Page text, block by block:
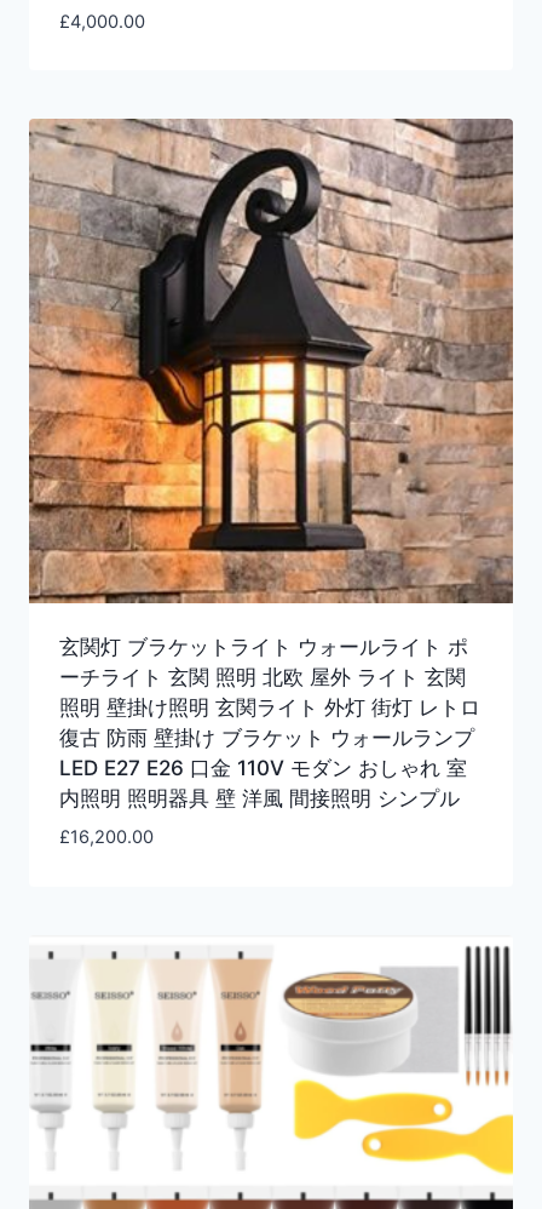
£4,000.00
玄関灯 ブラケットライト ウォールライト ポ
ーチライト 玄関 照明 北欧 屋外 ライト 玄関
照明 壁掛け照明 玄関ライト 外灯 街灯 レトロ
復古 防雨 壁掛け ブラケット ウォールランプ
LED E27 E26 口金 110V モダン おしゃれ 室
内照明 照明器具 壁 洋風 間接照明 シンプル
£16,200.00